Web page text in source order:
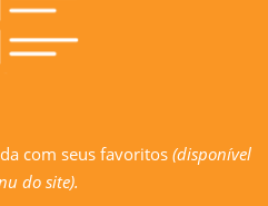
com seus favoritos (disponível
do site).